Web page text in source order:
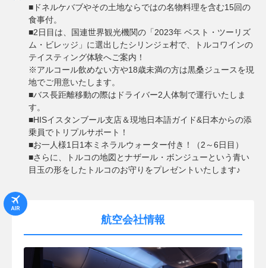
■ドネルケバブやその土地ならではの名物料理を含む15回の
食事付。
■2日目は、国連世界観光機関の「2023年 ベスト・ツーリズ
ム・ビレッジ」に選出したシリンジェ村で、トルコワインの
テイスティング体験へご案内！
※アルコール飲めない方や18歳未満の方は黒桑ジュースを現
地でご用意いたします。
■バス長距離移動の際はドライバー2人体制で運行いたしま
す。
■HISイスタンブール支店＆現地日本語ガイド&日本からの添
乗員でトリプルサポート！
■お一人様1日1本ミネラルウォーター付き！（2～6日目）
■さらに、トルコの地図とナザール・ボンジューという青い
目玉の形をしたトルコのお守りをプレゼントいたします♪
航空会社情報